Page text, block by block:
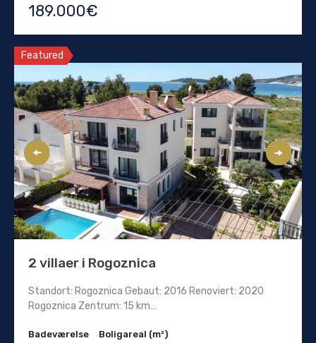
189.000€
Featured
2 villaer i Rogoznica
Standort: Rogoznica Gebaut: 2016 Renoviert: 2020
Rogoznica Zentrum: 15 km…
Badeværelse
Boligareal (m²)